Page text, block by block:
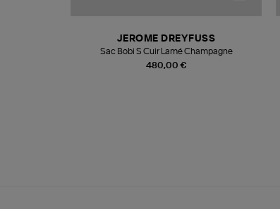
480,00 €
JEROME DREYFUSS
Sac Bobi S Cuir Lamé Champagne